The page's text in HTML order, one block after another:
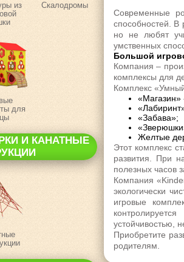
из
Скалодромы
для
И КАНАТНЫЕ
Современные
способностей. В
но не любят
умственных
Большой
Компания –
комплексы для
Комплекс
«Магазин»
«Забава»;
Желтые
Этот комплекс
развития. При
полезных часов
Компания
экологически
игровые
устойчивостью,
Приобретите
родителям.